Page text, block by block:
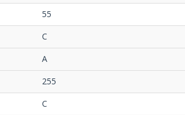
55
C
A
255
C